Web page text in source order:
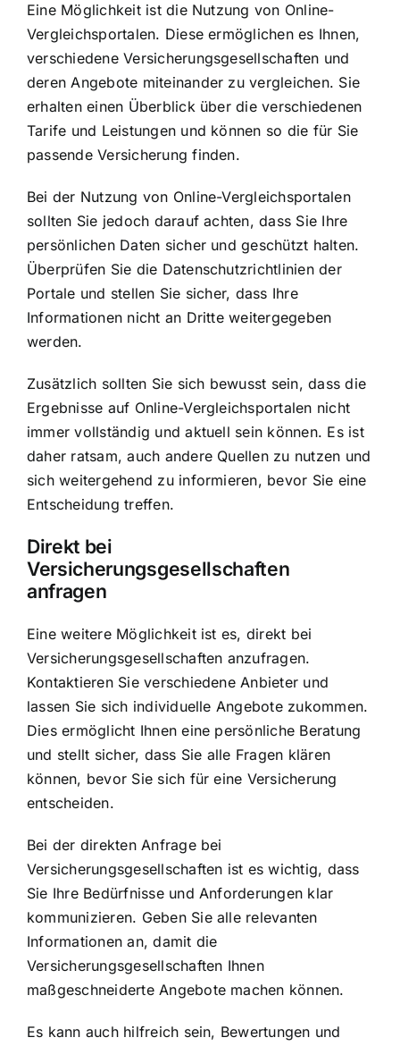
Eine Möglichkeit ist die Nutzung von Online-
Vergleichsportalen. Diese ermöglichen es Ihnen,
verschiedene Versicherungsgesellschaften und
deren Angebote miteinander zu vergleichen. Sie
erhalten einen Überblick über die verschiedenen
Tarife und Leistungen und können so die für Sie
passende Versicherung finden.
Bei der Nutzung von Online-Vergleichsportalen
sollten Sie jedoch darauf achten, dass Sie Ihre
persönlichen Daten sicher und geschützt halten.
Überprüfen Sie die Datenschutzrichtlinien der
Portale und stellen Sie sicher, dass Ihre
Informationen nicht an Dritte weitergegeben
werden.
Zusätzlich sollten Sie sich bewusst sein, dass die
Ergebnisse auf Online-Vergleichsportalen nicht
immer vollständig und aktuell sein können. Es ist
daher ratsam, auch andere Quellen zu nutzen und
sich weitergehend zu informieren, bevor Sie eine
Entscheidung treffen.
Direkt bei
Versicherungsgesellschaften
anfragen
Eine weitere Möglichkeit ist es, direkt bei
Versicherungsgesellschaften anzufragen.
Kontaktieren Sie verschiedene Anbieter und
lassen Sie sich individuelle Angebote zukommen.
Dies ermöglicht Ihnen eine persönliche Beratung
und stellt sicher, dass Sie alle Fragen klären
können, bevor Sie sich für eine Versicherung
entscheiden.
Bei der direkten Anfrage bei
Versicherungsgesellschaften ist es wichtig, dass
Sie Ihre Bedürfnisse und Anforderungen klar
kommunizieren. Geben Sie alle relevanten
Informationen an, damit die
Versicherungsgesellschaften Ihnen
maßgeschneiderte Angebote machen können.
Es kann auch hilfreich sein, Bewertungen und